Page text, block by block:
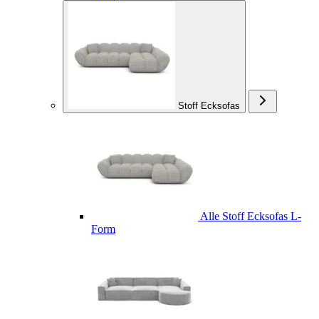
Stoff Ecksofas
Alle Stoff Ecksofas L-
Form